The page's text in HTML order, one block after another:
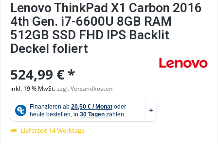
Lenovo ThinkPad X1 Carbon 2016
4th Gen. i7-6600U 8GB RAM
512GB SSD FHD IPS Backlit
Deckel foliert
524,99 € *
inkl. 19 % MwSt.zzgl. Versandkosten
Lieferzeit 14 Werktage